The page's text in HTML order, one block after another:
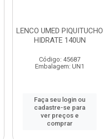
LENCO UMED PIQUITUCHO
HIDRATE 140UN
Código: 45687
Embalagem: UN1
Faça seu login ou
cadastre-se para
ver preços e
comprar